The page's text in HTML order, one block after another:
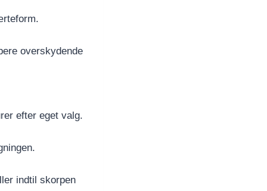
overskydende
efter eget valg.
indtil skorpen